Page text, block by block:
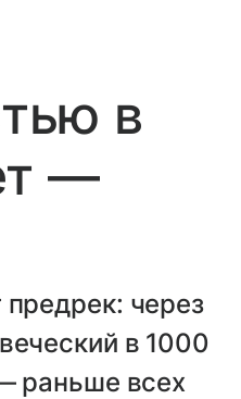
в
—
через
в 1000
раньше всех